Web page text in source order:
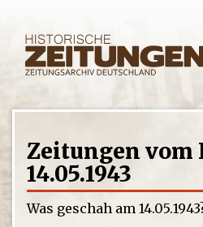
Zeitungen vom
14.05.1943
Was geschah am